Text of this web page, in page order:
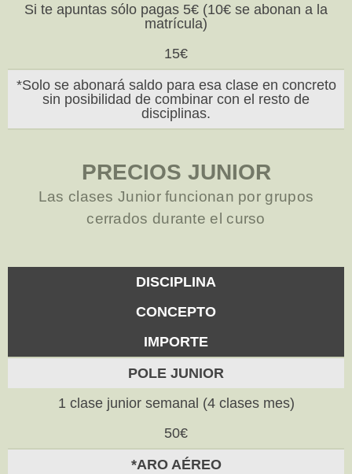
Si te apuntas sólo pagas 5€ (10€ se abonan a la
matrícula)
15€
*Solo se abonará saldo para esa clase en concreto
sin posibilidad de combinar con el resto de
disciplinas.
PRECIOS JUNIOR
Las clases Junior funcionan por grupos
cerrados durante el curso
DISCIPLINA
CONCEPTO
IMPORTE
POLE JUNIOR
1 clase junior semanal (4 clases mes)
50€
*ARO AÉREO